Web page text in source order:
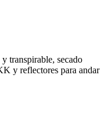
transpirable, secado
y reflectores para andar